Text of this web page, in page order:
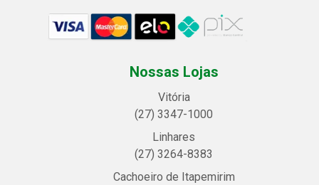
Nossas Lojas
Vitória
(27) 3347-1000
Linhares
(27) 3264-8383
Cachoeiro de Itapemirim